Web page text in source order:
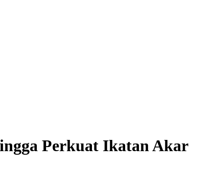
Perkuat Ikatan Akar